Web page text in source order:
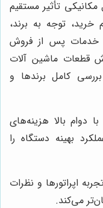
تأثیر مستقیم
خرید، توجه به برند،
خدمات پس از فروش
قطعات ماشین آلات
کامل برندها و
دوام بالا هزینه‌های
بهینه دستگاه را
اپراتورها و نظرات
می‌کند.